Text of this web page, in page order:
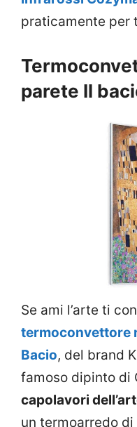
praticamente per
parete Il
Se ami l’arte ti
termoconvettore
Bacio, del brand
famoso dipinto di
capolavori
un termoarredo